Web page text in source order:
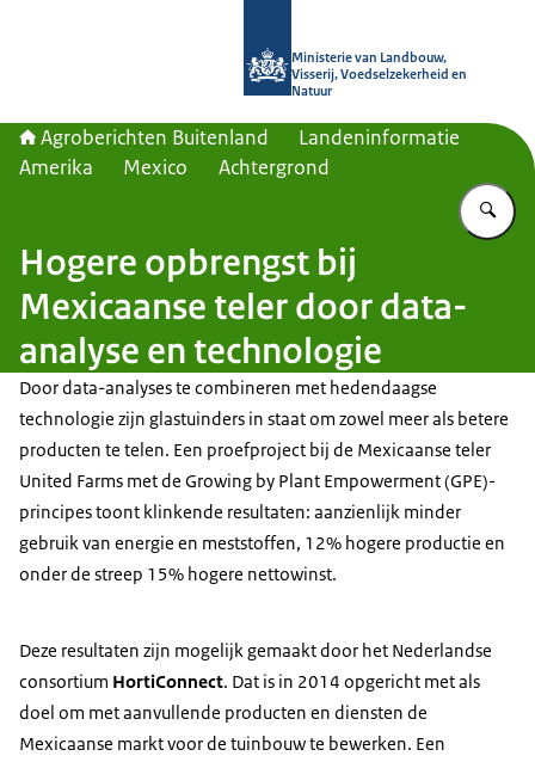
Ministerie van Landbouw,
Visserij, Voedselzekerheid en
Natuur
Agroberichten Buitenland
Landeninformatie
Amerika
Mexico Achtergrond
Hogere opbrengst bij
Mexicaanse teler door data-
analyse en technologie
Door data-analyses te combineren met hedendaagse
technologie zijn glastuinders in staat om zowel meer als betere
producten te telen. Een proefproject bij de Mexicaanse teler
United Farms met de Growing by Plant Empowerment (GPE)-
principes toont klinkende resultaten: aanzienlijk minder
gebruik van energie en meststoffen, 12% hogere productie en
onder de streep 15% hogere nettowinst.
Deze resultaten zijn mogelijk gemaakt door het Nederlandse
consortium HortiConnect. Dat is in 2014 opgericht met als
doel om met aanvullende producten en diensten de
Mexicaanse markt voor de tuinbouw te bewerken. Een